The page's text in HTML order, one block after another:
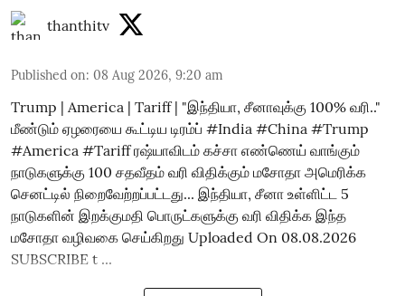
thanthitv
Published on: 08 Aug 2026, 9:20 am
Trump | America | Tariff | "இந்தியா, சீனாவுக்கு 100% வரி.."
மீண்டும் ஏழரையை கூட்டிய டிரம்ப் #India #China #Trump
#America #Tariff ரஷ்யாவிடம் கச்சா எண்ணெய் வாங்கும்
நாடுகளுக்கு 100 சதவீதம் வரி விதிக்கும் மசோதா அமெரிக்க
செனட்டில் நிறைவேற்றப்பட்டது... இந்தியா, சீனா உள்ளிட்ட 5
நாடுகளின் இறக்குமதி பொருட்களுக்கு வரி விதிக்க இந்த
மசோதா வழிவகை செய்கிறது Uploaded On 08.08.2026
SUBSCRIBE t ...